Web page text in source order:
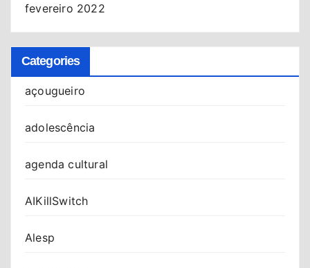
fevereiro 2022
Categories
açougueiro
adolescência
agenda cultural
AIKillSwitch
Alesp